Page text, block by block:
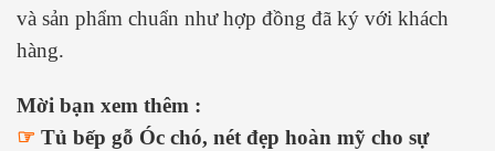
và sản phẩm chuẩn như hợp đồng đã ký với khách
hàng.
Mời bạn xem thêm :
☞ Tủ bếp gỗ Óc chó, nét đẹp hoàn mỹ cho sự